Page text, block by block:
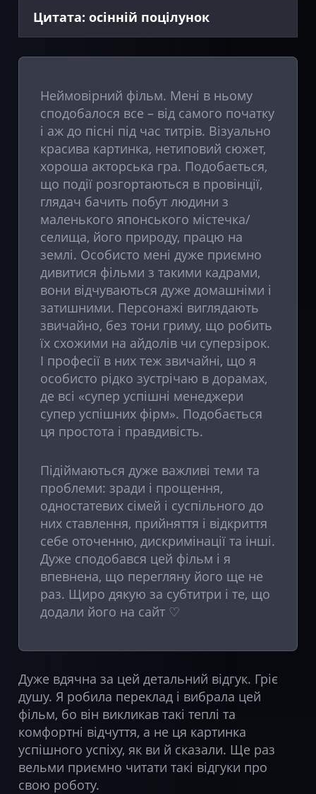
Цитата: осінній поцілунок
Неймовірний фільм. Мені в ньому
сподобалося все – від самого початку
і аж до пісні під час титрів. Візуально
красива картинка, нетиповий сюжет,
хороша акторська гра. Подобається,
що події розгортаються в провінції,
глядач бачить побут людини з
маленького японського містечка/
селища, його природу, працю на
землі. Особисто мені дуже приємно
дивитися фільми з такими кадрами,
вони відчуваються дуже домашніми і
затишними. Персонажі виглядають
звичайно, без тони гриму, що робить
їх схожими на айдолів чи суперзірок.
І професії в них теж звичайні, що я
особисто рідко зустрічаю в дорамах,
де всі «супер успішні менеджери
супер успішних фірм». Подобається
ця простота і правдивість.
Підіймаються дуже важливі теми та
проблеми: зради і прощення,
одностатевих сімей і суспільного до
них ставлення, прийняття і відкриття
себе оточенню, дискримінації та інші.
Дуже сподобався цей фільм і я
впевнена, що перегляну його ще не
раз. Щиро дякую за субтитри і те, що
додали його на сайт ♡
Дуже вдячна за цей детальний відгук. Гріє
душу. Я робила переклад і вибрала цей
фільм, бо він викликав такі теплі та
комфортні відчуття, а не ця картинка
успішного успіху, як ви й сказали. Ще раз
вельми приємно читати такі відгуки про
свою роботу.